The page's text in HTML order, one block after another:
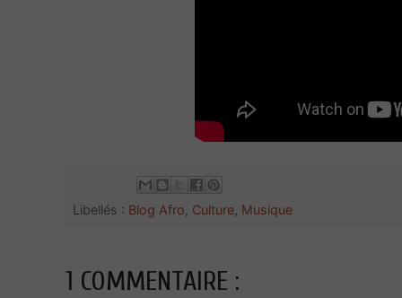
Libellés : Blog Afro Culture Musique
1 COMMENTAIRE :